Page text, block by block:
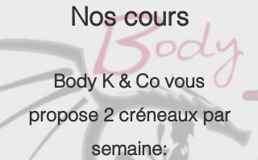
Nos cours
Body K & Co vous
propose 2 créneaux par
semaine: